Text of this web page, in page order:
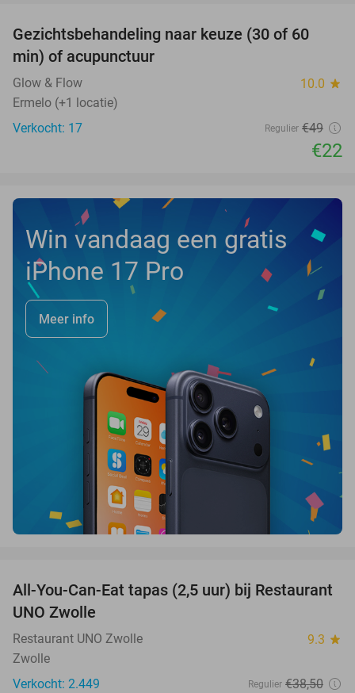
55%
TODAY
Gezichtsbehandeling naar keuze (30 of 60
min) of acupunctuur
Glow & Flow 10.0 star
Ermelo (+1 locatie)
Verkocht: 17
Regulier €49
€22
Win vandaag een gratis
iPhone 17 Pro
Meer info
21%
All-You-Can-Eat tapas (2,5 uur) bij Restaurant
UNO Zwolle
Restaurant UNO Zwolle 9.3 star
Zwolle
Verkocht: 2.449
Regulier €38,50